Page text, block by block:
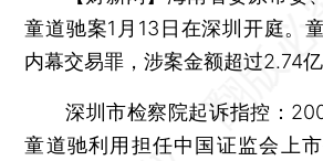
童道驰案1月13日在深圳开庭。
内幕交易罪，涉案金额超过2.74亿
深圳市检察院起诉指控：
童道驰利用担任中国证监会上